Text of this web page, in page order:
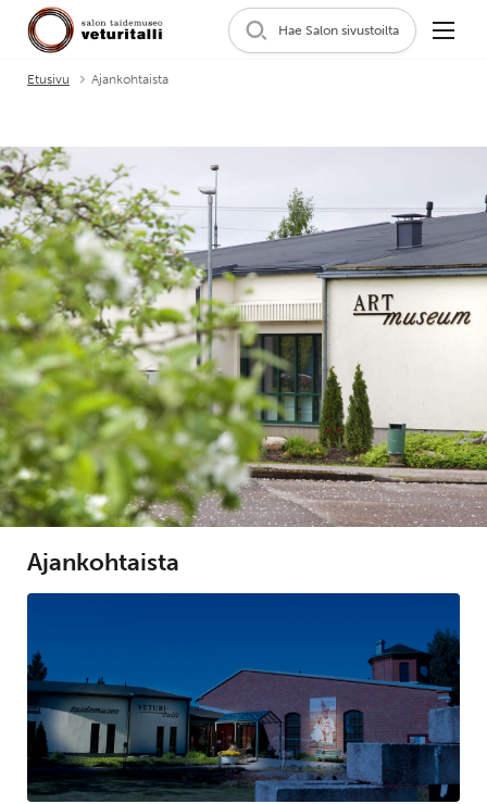
Hae Salon sivustoilta
Etusivu Ajankohtaista
Ajankohtaista